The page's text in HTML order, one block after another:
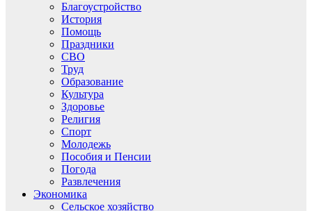
Благоустройство
История
Помощь
Праздники
СВО
Труд
Образование
Культура
Здоровье
Религия
Спорт
Молодежь
Пособия и Пенсии
Погода
Развлечения
Экономика
Сельское хозяйство